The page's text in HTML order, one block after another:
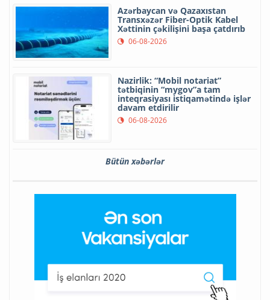
Azərbaycan və Qazaxıstan
Transxəzər Fiber-Optik Kabel
Xəttinin çəkilişini başa çatdırıb
06-08-2026
Nazirlik: “Mobil notariat”
tətbiqinin “mygov”a tam
inteqrasiyası istiqamətində işlər
davam etdirilir
06-08-2026
Bütün xəbərlər